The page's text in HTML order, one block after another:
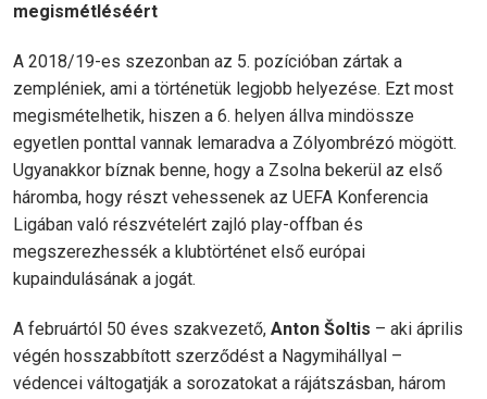
megismétléséért
A 2018/19-es szezonban az 5. pozícióban zártak a
zempléniek, ami a történetük legjobb helyezése. Ezt most
megismételhetik, hiszen a 6. helyen állva mindössze
egyetlen ponttal vannak lemaradva a Zólyombrézó mögött.
Ugyanakkor bíznak benne, hogy a Zsolna bekerül az első
háromba, hogy részt vehessenek az UEFA Konferencia
Ligában való részvételért zajló play-offban és
megszerezhessék a klubtörténet első európai
kupaindulásának a jogát.
A februártól 50 éves szakvezető, Anton Šoltis – aki április
végén hosszabbított szerződést a Nagymihállyal –
védencei váltogatják a sorozatokat a rájátszásban, három